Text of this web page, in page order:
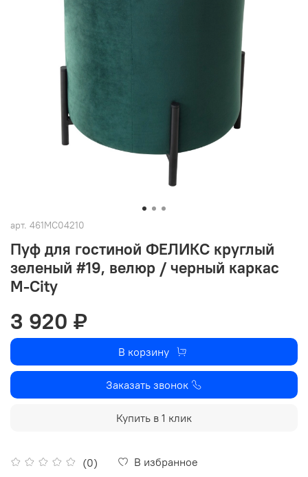
арт. 461MC04210
Пуф для гостиной ФЕЛИКС круглый
зеленый #19, велюр / черный каркас
М-City
(0)
В избранное
3 920 ₽
В корзину
Заказать звонок
Купить в 1 клик